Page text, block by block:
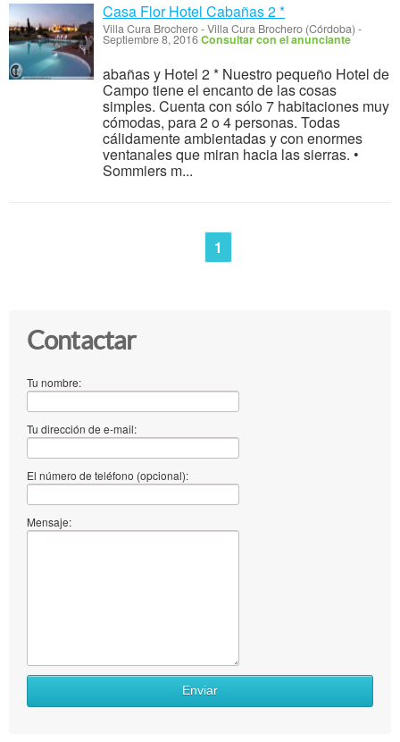
Casa Flor Hotel Cabañas 2 *
Villa Cura Brochero-Villa Cura Brochero (Córdoba) -
Septiembre 8, 2016Consultar con el anunciante
abañas y Hotel 2 * Nuestro pequeño Hotel de
Campo tiene el encanto de las cosas
simples. Cuenta con sólo 7 habitaciones muy
cómodas, para 2 o 4 personas. Todas
cálidamente ambientadas y con enormes
ventanales que miran hacia las sierras. •
Sommiers m...
1
Contactar
Tu nombre:
Tu dirección de e-mail:
El número de teléfono (opcional):
Mensaje:
Enviar